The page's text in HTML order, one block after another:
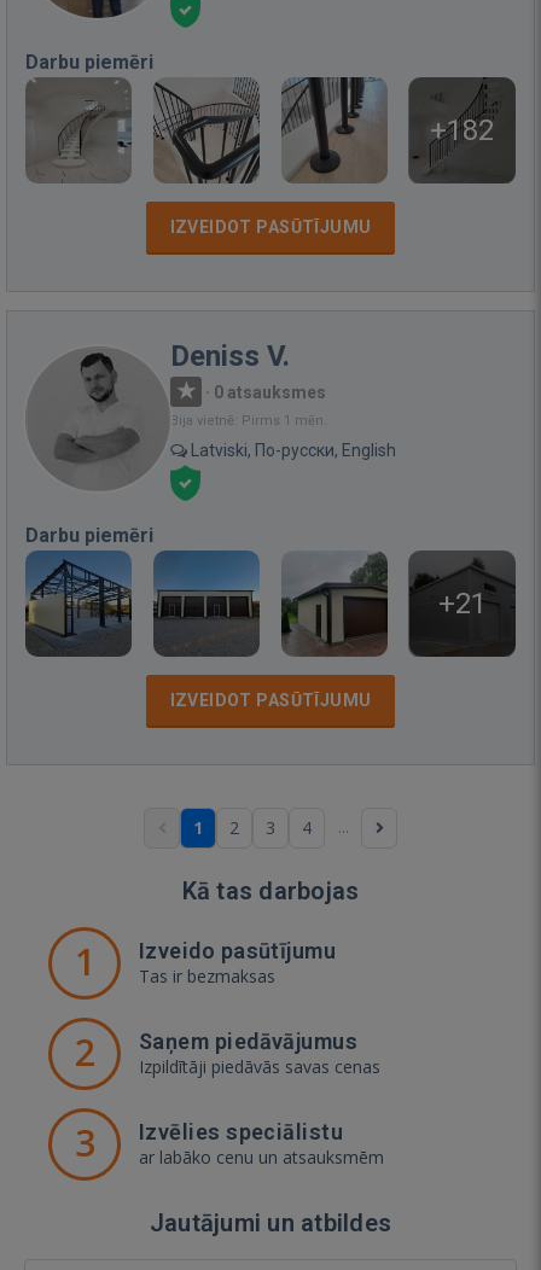
Darbu piemēri
+182
IZVEIDOT PASŪTĪJUMU
Deniss V.
· 0 atsauksmes
Bija vietnē: Pirms 1 mēn.
Latviski, По-русски, English
Darbu piemēri
+21
IZVEIDOT PASŪTĪJUMU
1 2 3 4 ...
Kā tas darbojas
1 Izveido pasūtījumu
Tas ir bezmaksas
2 Saņem piedāvājumus
Izpildītāji piedāvās savas cenas
3 Izvēlies speciālistu
ar labāko cenu un atsauksmēm
Jautājumi un atbildes